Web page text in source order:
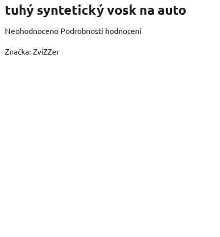
tuhý syntetický vosk na auto
Průměrné
produktu
Neohodnoceno Podrobnosti hodnocení
Značka: ZviZZer